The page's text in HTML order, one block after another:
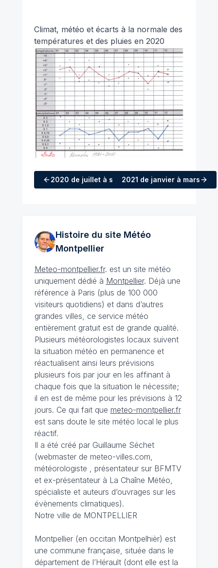
Climat, météo et écarts à la normale des
températures et des pluies en 2020
2020 de juillet à septembre
2021 de janvier à mars
Histoire du site Météo
Montpellier
Meteo-montpellier.fr. est un site météo
uniquement dédié à Montpellier. Déjà une
référence à Paris (plus de 100 000
visiteurs quotidiens) et dans d’autres
grandes villes, ce service météo
entièrement gratuit est de grande qualité.
Plusieurs météorologistes locaux suivent
la situation météo en permanence et
réactualisent ainsi leurs prévisions
plusieurs fois par jour en les affinant à
chaque fois que la situation le nécessite;
il en est de même pour les prévisions à 12
jours. Ce qui fait que meteo-montpellier.fr
est sans doute le site météo local le plus
réactif.
Il a été créé par Guillaume Séchet
(webmaster de meteo-villes.com,
météorologiste , présentateur sur BFMTV
et ex-présentateur à La Chaîne Météo,
spécialiste et auteurs d’ouvrages sur les
évènements climatiques).
Notre ville de MONTPELLIER
Montpellier (en occitan Montpelhièr) est
une commune française, située dans le
département de l’Hérault (dont elle est la